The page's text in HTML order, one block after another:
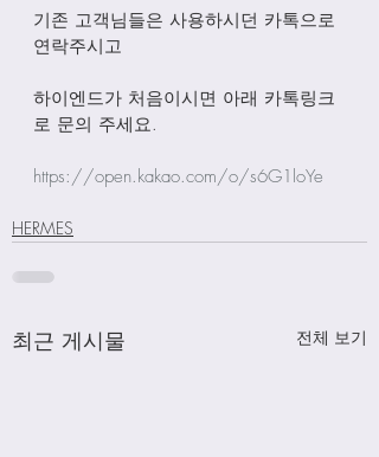
기존 고객님들은 사용하시던 카톡으로
연락주시고
하이엔드가 처음이시면 아래 카톡링크
로 문의 주세요.
https://open.kakao.com/o/s6G1loYe
HERMES
최근 게시물 전체 보기